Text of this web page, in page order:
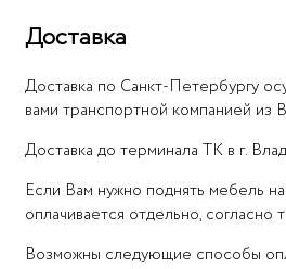
Доставка
Доставка по Санкт-Петербургу
вами транспортной компанией из
Доставка до терминала ТК в г.
Если Вам нужно поднять мебель
оплачивается отдельно,
Возможны следующие способы